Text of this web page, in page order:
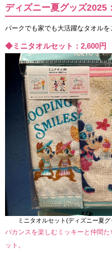
ディズニー夏グッズ2025
パークでも家でも大活躍なタオルを
◆ミニタオルセット：2,600円
ミニタオルセット(ディズニー夏
バカンスを楽しむミッキーと仲間
ット。